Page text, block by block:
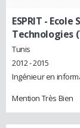
ESPRIT -
Technologies
Tunis
2012 - 2015
Ingénieur en
Mention Très Bien